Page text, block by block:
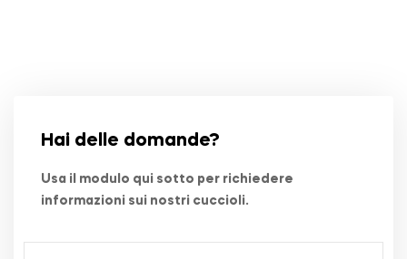
Hai delle domande?
Usa il modulo qui sotto per richiedere
informazioni sui nostri cuccioli.